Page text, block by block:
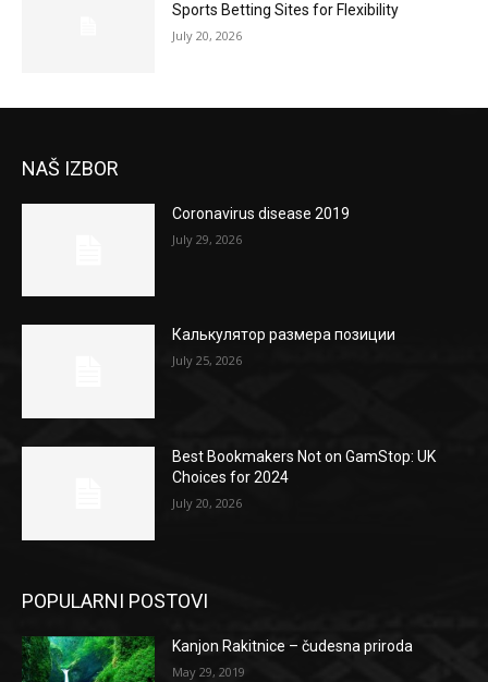
Sports Betting Sites for Flexibility
July 20, 2026
NAŠ IZBOR
Coronavirus disease 2019
July 29, 2026
Калькулятор размера позиции
July 25, 2026
Best Bookmakers Not on GamStop: UK
Choices for 2024
July 20, 2026
POPULARNI POSTOVI
Kanjon Rakitnice – čudesna priroda
May 29, 2019